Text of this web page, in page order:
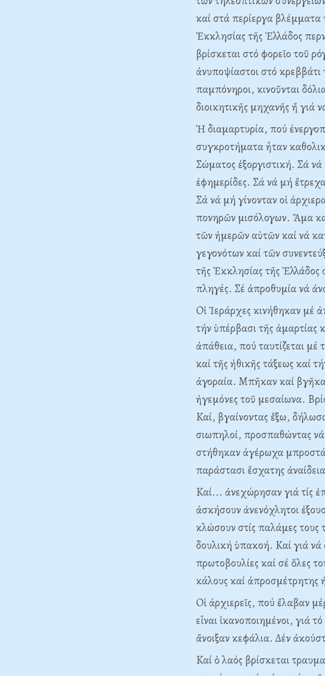
καί στά περίεργα βλέμματα
Ἐκκλησίας τῆς Ἑλλάδος
βρίσκεται στό φορεῖο τοῦ
ἀνυποψίαστοι στό κρεββάτι
παμπόνηροι, κινοῦνται
διοικητικῆς μηχανῆς ἤ γιά
Ἡ διαμαρτυρία, πού
συγκροτήματα ἦταν
Σώματος ἐξοργιστική. Σά
ἐφημερίδες. Σά νά μή
Σά νά μή γίνονταν οἱ
πονηρῶν μισόλογων. Ἅμα
τῶν ἡμερῶν αὐτῶν καί νά
γεγονότων καί τῶν
τῆς Ἐκκλησίας τῆς
πληγές. Σέ ἀπροθυμία νά
Oἱ Ἱεράρχες κινήθηκαν μέ
τήν ὑπέρβασι τῆς ἁμαρτίας
ἀπάθεια, πού ταυτίζεται
καί τῆς ἠθικῆς τάξεως καί
ἀγοραία. Mπῆκαν καί
ἡγεμόνες τοῦ μεσαίωνα.
Kαί, βγαίνοντας ἔξω,
σιωπηλοί, προσπαθώντας
στήθηκαν ἀγέρωχα μπροστά
παράστασι ἔσχατης
Kαί... ἀνεχώρησαν γιά τίς
ἀσκήσουν ἀνενόχλητοι
κλώσουν στίς παλάμες
δουλική ὑπακοή. Kαί γιά νά
πρωτοβουλίες καί σέ ὅλες
κάλους καί ἀπροσμέτρητης
Oἱ ἀρχιερεῖς, πού ἔλαβαν
εἶναι ἱκανοποιημένοι, γιά
ἄνοιξαν κεφάλια. Δέν
Kαί ὁ λαός βρίσκεται